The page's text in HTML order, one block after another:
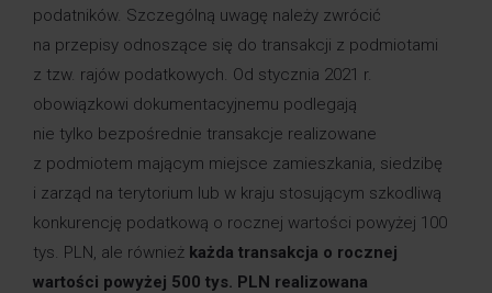
podatników. Szczególną uwagę należy zwrócić
na przepisy odnoszące się do transakcji z podmiotami
z tzw. rajów podatkowych. Od stycznia 2021 r.
obowiązkowi dokumentacyjnemu podlegają
nie tylko bezpośrednie transakcje realizowane
z podmiotem mającym miejsce zamieszkania, siedzibę
i zarząd na terytorium lub w kraju stosującym szkodliwą
konkurencję podatkową o rocznej wartości powyżej 100
tys. PLN, ale również każda transakcja o rocznej
wartości powyżej 500 tys. PLN realizowana